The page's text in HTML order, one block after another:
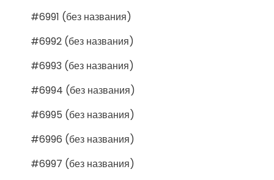
#6991 (без названия)
#6992 (без названия)
#6993 (без названия)
#6994 (без названия)
#6995 (без названия)
#6996 (без названия)
#6997 (без названия)